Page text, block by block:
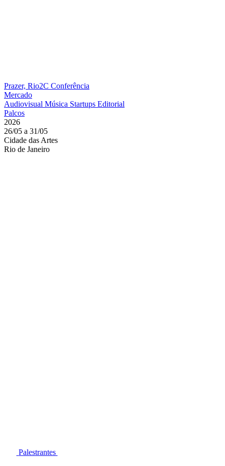
Prazer, Rio2C Conferência
Mercado
Audiovisual Música Startups Editorial
Palcos
2026
26/05 a 31/05
Cidade das Artes
Rio de Janeiro
Palestrantes